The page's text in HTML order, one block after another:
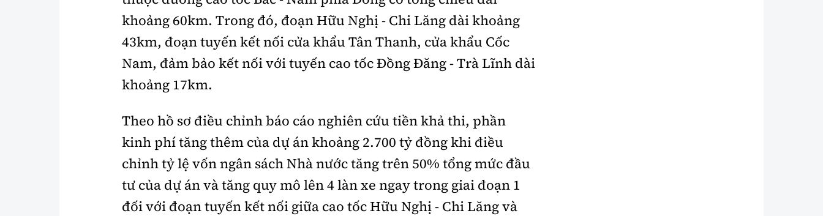
khoảng 60km. Trong đó, đoạn Hữu Nghị - Chi Lăng dài khoảng
43km, đoạn tuyến kết nối cửa khẩu Tân Thanh, cửa khẩu Cốc
Nam, đảm bảo kết nối với tuyến cao tốc Đồng Đăng - Trà Lĩnh dài
khoảng 17km.
Theo hồ sơ điều chỉnh báo cáo nghiên cứu tiền khả thi, phần
kinh phí tăng thêm của dự án khoảng 2.700 tỷ đồng khi điều
chỉnh tỷ lệ vốn ngân sách Nhà nước tăng trên 50% tổng mức đầu
tư của dự án và tăng quy mô lên 4 làn xe ngay trong giai đoạn 1
đối với đoạn tuyến kết nối giữa cao tốc Hữu Nghị - Chi Lăng và